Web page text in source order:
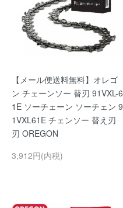
【メール便送料無料】オレゴ
ン チェーンソー 替刃 91VXL-6
1E ソーチェーン ソーチェン 9
1VXL61E チェンソー 替え刃
刃 OREGON
3,912円(内税)